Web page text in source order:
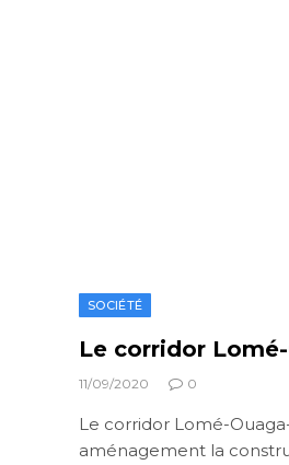
SOCIÉTÉ
Le corridor
11/09/2020 0
Le corridor Lomé-
aménagement la